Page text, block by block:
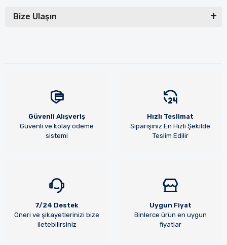
Bize Ulaşın
Güvenli Alışveriş
Güvenli ve kolay ödeme
sistemi
Hızlı Teslimat
Siparişiniz En Hızlı Şekilde
Teslim Edilir
7/24 Destek
Öneri ve şikayetlerinizi bize
iletebilirsiniz
Uygun Fiyat
Binlerce ürün en uygun
fiyatlar